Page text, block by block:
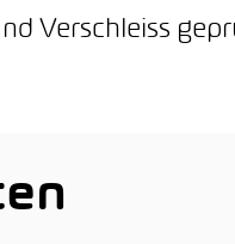
Verschleiss